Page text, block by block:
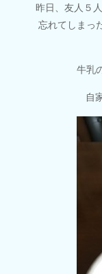
昨日、友人５
忘れてしまっ
牛乳
自